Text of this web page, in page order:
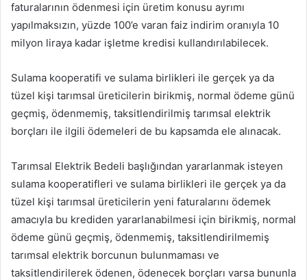
faturalarının ödenmesi için üretim konusu ayrımı
yapılmaksızın, yüzde 100’e varan faiz indirim oranıyla 10
milyon liraya kadar işletme kredisi kullandırılabilecek.
Sulama kooperatifi ve sulama birlikleri ile gerçek ya da
tüzel kişi tarımsal üreticilerin birikmiş, normal ödeme günü
geçmiş, ödenmemiş, taksitlendirilmiş tarımsal elektrik
borçları ile ilgili ödemeleri de bu kapsamda ele alınacak.
Tarımsal Elektrik Bedeli başlığından yararlanmak isteyen
sulama kooperatifleri ve sulama birlikleri ile gerçek ya da
tüzel kişi tarımsal üreticilerin yeni faturalarını ödemek
amacıyla bu krediden yararlanabilmesi için birikmiş, normal
ödeme günü geçmiş, ödenmemiş, taksitlendirilmemiş
tarımsal elektrik borcunun bulunmaması ve
taksitlendirilerek ödenen, ödenecek borçları varsa bununla